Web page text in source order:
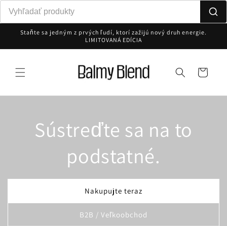
Prejsť k
obsahu
Staňte sa jedným z prvých ľudí, ktorí zažijú nový druh energie.
LIMITOVANÁ EDÍCIA
Košík
Sústreďte sa na to
podstatné.
Nakupujte teraz
B2B / Veľkoobchod